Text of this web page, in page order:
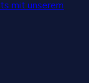
mit unserem